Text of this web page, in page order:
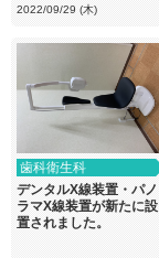
2022/09/29 (木)
歯科衛生科
デンタルX線装置・パノ
ラマX線装置が新たに設
置されました。